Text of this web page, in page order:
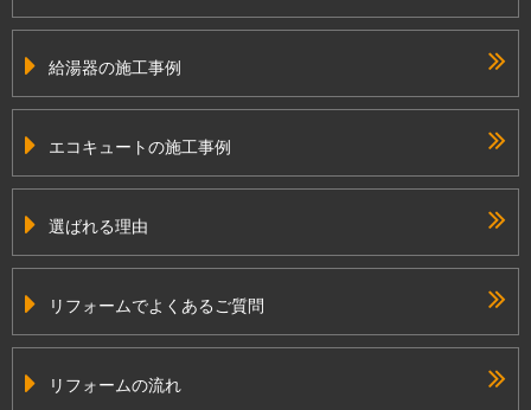
給湯器の施工事例
エコキュートの施工事例
選ばれる理由
リフォームでよくあるご質問
リフォームの流れ